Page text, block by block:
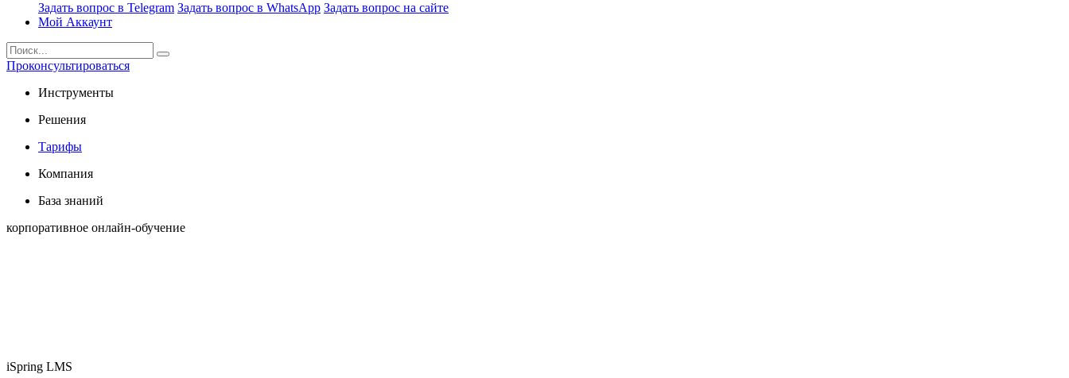
Задать вопрос в Telegram Задать вопрос в WhatsApp Задать вопрос на сайте
Мой Аккаунт
Проконсультироваться
Инструменты
Решения
Тарифы
Компания
База знаний
корпоративное онлайн-обучение
iSpring LMS